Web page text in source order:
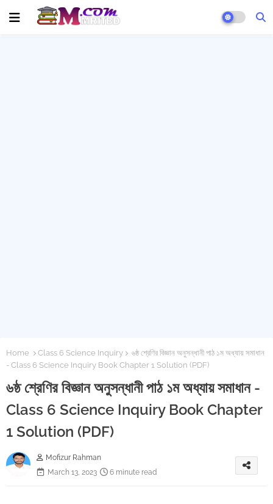
Home Class 6 Science Inquiry
৬ষ্ঠ শ্রেণির বিজ্ঞান অনুসন্ধানী পাঠ ১ম অধ্যায় সমাধান
- Class 6 Science Inquiry Book Chapter 1 Solution (PDF)
৬ষ্ঠ শ্রেণির বিজ্ঞান অনুসন্ধানী পাঠ ১ম অধ্যায় সমাধান -
Class 6 Science Inquiry Book Chapter
1 Solution (PDF)
Mofizur Rahman
March 13, 2023
6 minute read